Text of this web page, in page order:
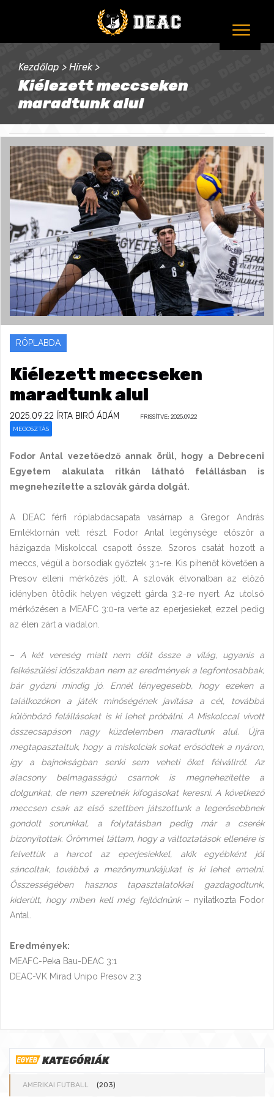
Kezdőlap > Hírek >
Kiélezett meccseken
maradtunk alul
RÖPLABDA
Kiélezett meccseken
maradtunk alul
2025.09.22 ÍRTA BIRÓ ÁDÁM FRISSÍTVE: 2025.09.22
MEGOSZTÁS
Fodor Antal vezetőedző annak örül, hogy a Debreceni
Egyetem alakulata ritkán látható felállásban is
megnehezítette a szlovák gárda dolgát.
A DEAC férfi röplabdacsapata vasárnap a Gregor András
Emléktornán vett részt. Fodor Antal legénysége először a
házigazda Miskolccal csapott össze. Szoros csatát hozott a
meccs, végül a borsodiak győztek 3:1-re. Kis pihenőt követően a
Presov elleni mérkőzés jött. A szlovák élvonalban az előző
idényben ötödik helyen végzett gárda 3:2-re nyert. Az utolsó
mérkőzésen a MEAFC 3:0-ra verte az eperjesieket, ezzel pedig
az élen zárt a viadalon.
– A két vereség miatt nem dőlt össze a világ, ugyanis a
felkészülési időszakban nem az eredmények a legfontosabbak,
bár győzni mindig jó. Ennél lényegesebb, hogy ezeken a
találkozókon a játék minőségének javítása a cél, továbbá
különböző felállásokat is ki lehet próbálni. A Miskolccal vívott
összecsapáson nagy küzdelemben maradtunk alul. Újra
megtapasztaltuk, hogy a miskolciak sokat erősödtek a nyáron,
így a bajnokságban senki sem veheti őket félvállról. Az
alacsony belmagasságú csarnok is megnehezítette a
dolgunkat, de nem szeretnék kifogásokat keresni. A következő
meccsen csak az első szettben játszottunk a legerősebbnek
gondolt sorunkkal, a folytatásban pedig már a cserék
bizonyítottak. Örömmel láttam, hogy a változtatások ellenére is
felvettük a harcot az eperjesiekkel, akik egyébként jól
sáncoltak, továbbá a mezőnymunkájukat is ki lehet emelni.
Összességében hasznos tapasztalatokkal gazdagodtunk,
kiderült, hogy miben kell még fejlődnünk– nyilatkozta Fodor
Antal.
Eredmények:
MEAFC-Peka Bau-DEAC 3:1
DEAC-VK Mirad Unipo Presov 2:3
KATEGÓRIÁK
AMERIKAI FUTBALL (203)